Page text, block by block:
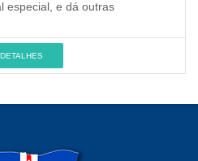
especial, e dá outras